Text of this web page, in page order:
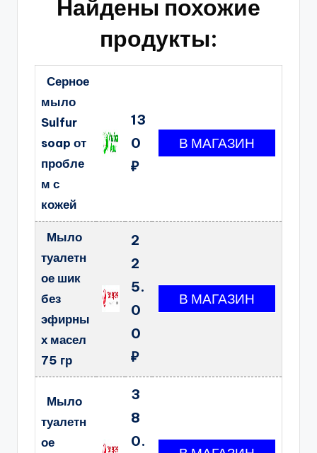
Найдены похожие
продукты:
Серное
мыло
Sulfur
soap от
пробле
м с
кожей
13
0
₽
Мыло
туалетн
ое шик
без
эфирны
х масел
75 гр
2
2
5.
0
0
₽
Мыло
туалетн
ое
3
8
0.